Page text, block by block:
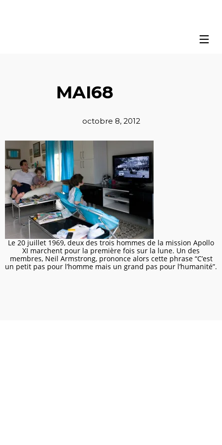
MAI68
octobre 8, 2012
Le 20 juillet 1969, deux des trois hommes de la mission Apollo
XI marchent pour la première fois sur la lune. Un des
membres, Neil Armstrong, prononce alors cette phrase “C’est
un petit pas pour l’homme mais un grand pas pour l’humanité”.